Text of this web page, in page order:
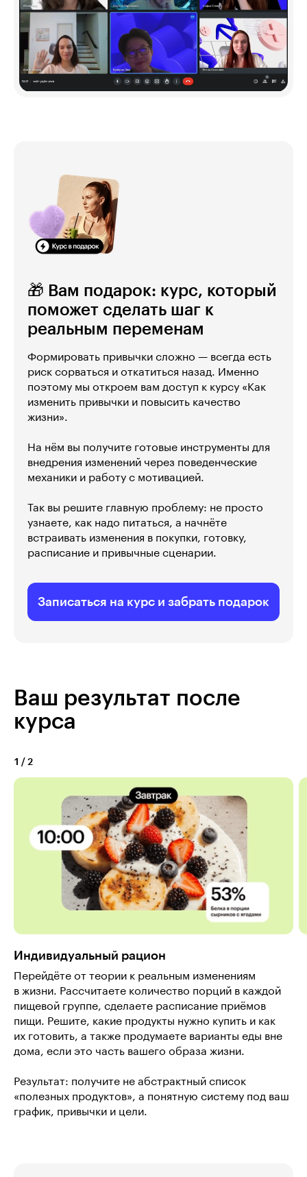
🎁 Вам подарок: курс, который
поможет сделать шаг к
реальным переменам
Формировать привычки сложно — всегда есть
риск сорваться и откатиться назад. Именно
поэтому мы откроем вам доступ к курсу «Как
изменить привычки и повысить качество
жизни».
На нём вы получите готовые инструменты для
внедрения изменений через поведенческие
механики и работу с мотивацией.
Так вы решите главную проблему: не просто
узнаете, как надо питаться, а начнёте
встраивать изменения в покупки, готовку,
расписание и привычные сценарии.
Записаться на курс и забрать подарок
Ваш результат после
курса
1 / 2
Индивидуальный рацион
Перейдёте от теории к реальным изменениям
в жизни. Рассчитаете количество порций в каждой
пищевой группе, сделаете расписание приёмов
пищи. Решите, какие продукты нужно купить и как
их готовить, а также продумаете варианты еды вне
дома, если это часть вашего образа жизни.
Результат: получите не абстрактный список
«полезных продуктов», а понятную систему под ваш
график, привычки и цели.